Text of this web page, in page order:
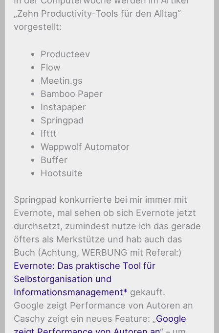
„Zehn Productivity-Tools für den Alltag“
vorgestellt:
Producteev
Flow
Meetin.gs
Bamboo Paper
Instapaper
Springpad
Ifttt
Wappwolf Automator
Buffer
Hootsuite
Springpad konkurrierte bei mir immer mit
Evernote, mal sehen ob sich Evernote jetzt
durchsetzt, zumindest nutze ich das gerade
öfters als Merkstütze und hab auch das
Buch (Achtung, WERBUNG mit Referal:)
Evernote: Das praktische Tool für
Selbstorganisation und
Informationsmanagement
gekauft.
Google zeigt Performance von Autoren an
Caschy zeigt ein neues Feature: „Google